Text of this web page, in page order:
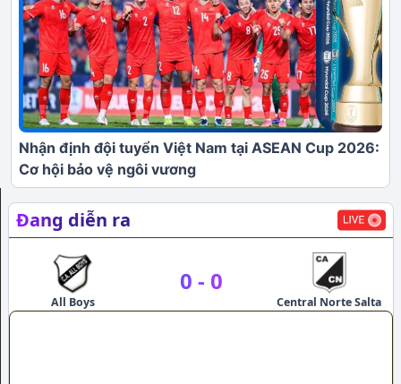
Nhận định đội tuyển Việt Nam tại ASEAN Cup 2026:
Cơ hội bảo vệ ngôi vương
Đang diễn ra
All Boys
0 - 0
Central Norte Salta